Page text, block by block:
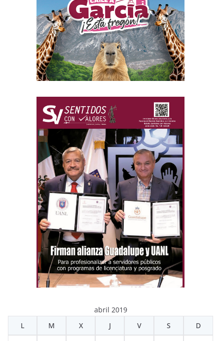
abril 2019
L
M X J V S D